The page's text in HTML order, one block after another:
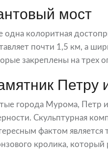
мост
одна колоритная
почти 1,5 км, а
закреплены на трех
Петру
города Мурома, Петр
Скульптурная
фактом является
кролика,